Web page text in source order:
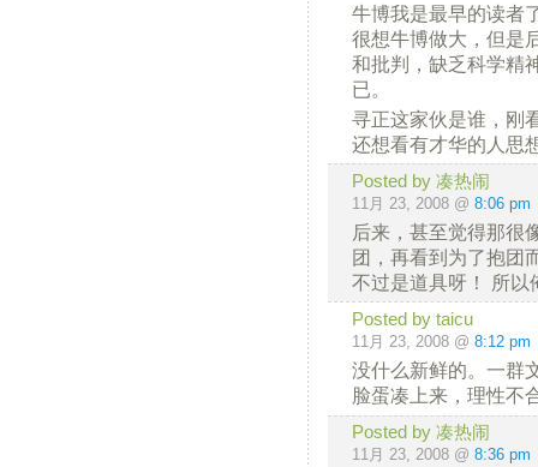
牛博我是最早的读者
很想牛博做大，但是
和批判，缺乏科学精
已。
寻正这家伙是谁，刚
还想看有才华的人思
Posted by 凑热闹
11月 23, 2008 @ 8:06 pm
后来，甚至觉得那很
团，再看到为了抱团
不过是道具呀！ 所以
Posted by taicu
11月 23, 2008 @ 8:12 pm
没什么新鲜的。一群
脸蛋凑上来，理性不
Posted by 凑热闹
11月 23, 2008 @ 8:36 pm